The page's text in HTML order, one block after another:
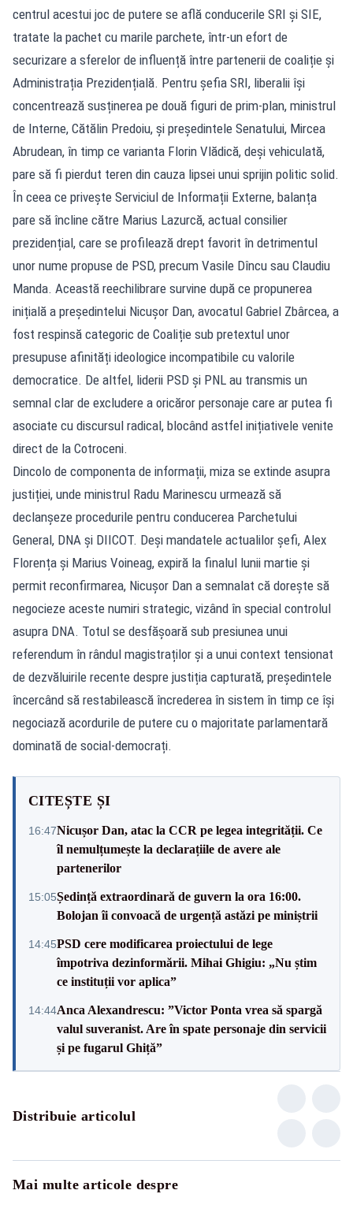
centrul acestui joc de putere se află conducerile SRI și SIE,
tratate la pachet cu marile parchete, într-un efort de
securizare a sferelor de influență între partenerii de coaliție și
Administrația Prezidențială. Pentru șefia SRI, liberalii își
concentrează susținerea pe două figuri de prim-plan, ministrul
de Interne, Cătălin Predoiu, și președintele Senatului, Mircea
Abrudean, în timp ce varianta Florin Vlădică, deși vehiculată,
pare să fi pierdut teren din cauza lipsei unui sprijin politic solid.
În ceea ce privește Serviciul de Informații Externe, balanța
pare să încline către Marius Lazurcă, actual consilier
prezidențial, care se profilează drept favorit în detrimentul
unor nume propuse de PSD, precum Vasile Dîncu sau Claudiu
Manda. Această reechilibrare survine după ce propunerea
inițială a președintelui Nicușor Dan, avocatul Gabriel Zbârcea, a
fost respinsă categoric de Coaliție sub pretextul unor
presupuse afinități ideologice incompatibile cu valorile
democratice. De altfel, liderii PSD și PNL au transmis un
semnal clar de excludere a oricăror personaje care ar putea fi
asociate cu discursul radical, blocând astfel inițiativele venite
direct de la Cotroceni.
Dincolo de componenta de informații, miza se extinde asupra
justiției, unde ministrul Radu Marinescu urmează să
declanșeze procedurile pentru conducerea Parchetului
General, DNA și DIICOT. Deși mandatele actualilor șefi, Alex
Florența și Marius Voineag, expiră la finalul lunii martie și
permit reconfirmarea, Nicușor Dan a semnalat că dorește să
negocieze aceste numiri strategic, vizând în special controlul
asupra DNA. Totul se desfășoară sub presiunea unui
referendum în rândul magistraților și a unui context tensionat
de dezvăluirile recente despre justiția capturată, președintele
încercând să restabilească încrederea în sistem în timp ce își
negociază acordurile de putere cu o majoritate parlamentară
dominată de social-democrați.
CITEȘTE ȘI
16:47Nicușor Dan, atac la CCR pe legea integrității. Ce
îl nemulțumește la declarațiile de avere ale
partenerilor
15:05Ședință extraordinară de guvern la ora 16:00.
Bolojan îi convoacă de urgență astăzi pe miniștrii
14:45PSD cere modificarea proiectului de lege
împotriva dezinformării. Mihai Ghigiu: „Nu știm
ce instituții vor aplica”
14:44Anca Alexandrescu: ”Victor Ponta vrea să spargă
valul suveranist. Are în spate personaje din servicii
și pe fugarul Ghiță”
Distribuie articolul
Mai multe articole despre